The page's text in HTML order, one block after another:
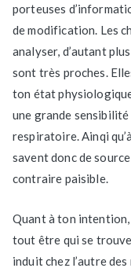
porteuses
de modification. Les
analyser, d’autant
sont très proches.
ton état
une grande
respiratoire. Ainqi
savent donc de
contraire paisible.
Quant à ton
tout être qui se
induit chez l’autre